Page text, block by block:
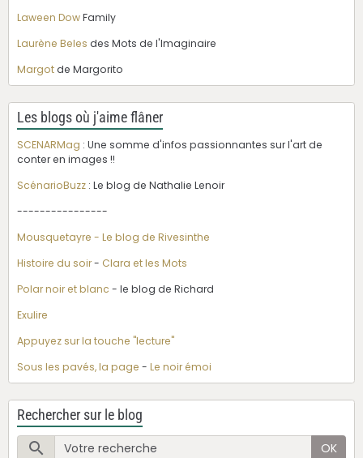
Laween DowFamily
Laurène Beles des Mots de l'Imaginaire
Margotde Margorito
Les blogs où j'aime flâner
SCENARMag : Une somme d'infos passionnantes sur l'art de
conter en images !!
ScénarioBuzz : Le blog de Nathalie Lenoir
----------------
Mousquetayre - Le blog de Rivesinthe
Histoire du soir- Clara et les Mots
Polar noir et blanc - le blog de Richard
Exulire
Appuyez sur la touche "lecture"
Sous les pavés, la page - Le noir émoi
Rechercher sur le blog
OK